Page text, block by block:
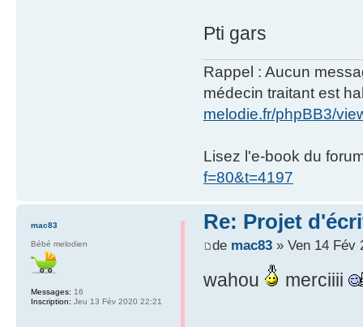
Pti gars
Rappel : Aucun
médecin traitant est
melodie.fr/phpBB3/
Lisez l'e-book du
f=80&t=4197
Re: Projet
de mac83» Ven 14 Fév
wahou merciiii
mac83
Bébé melodien
Messages: 16
Inscription: Jeu 13 Fév 2020 22:21